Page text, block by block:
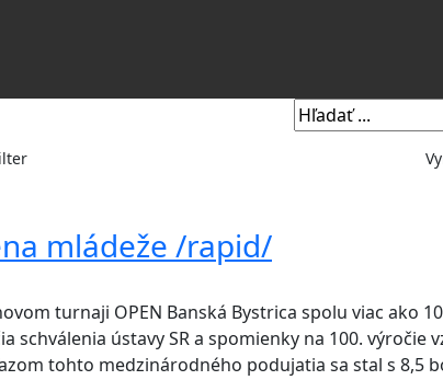
mládeže /rapid/
turnaji OPEN Banská Bystrica spolu viac ako
ústavy SR a spomienky na 100. výročie
tohto medzinárodného podujatia sa stal s 8,5